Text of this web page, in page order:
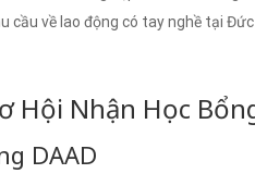
cầu về lao động có tay nghề tại
Hội Nhận Học
DAAD